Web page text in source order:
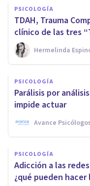
PSICOLOGÍA
TDAH, Trauma
clínico de las tres
Hermelinda
PSICOLOGÍA
Parálisis por
impide actuar
Avance
PSICOLOGÍA
Adicción a las
¿qué pueden hacer